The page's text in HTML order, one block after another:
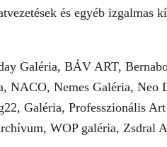
és egyéb izgalmas
Galéria, BÁV ART,
NACO, Nemes Galéria, Neo
Galéria, Professzionális
WOP galéria, Zsdral